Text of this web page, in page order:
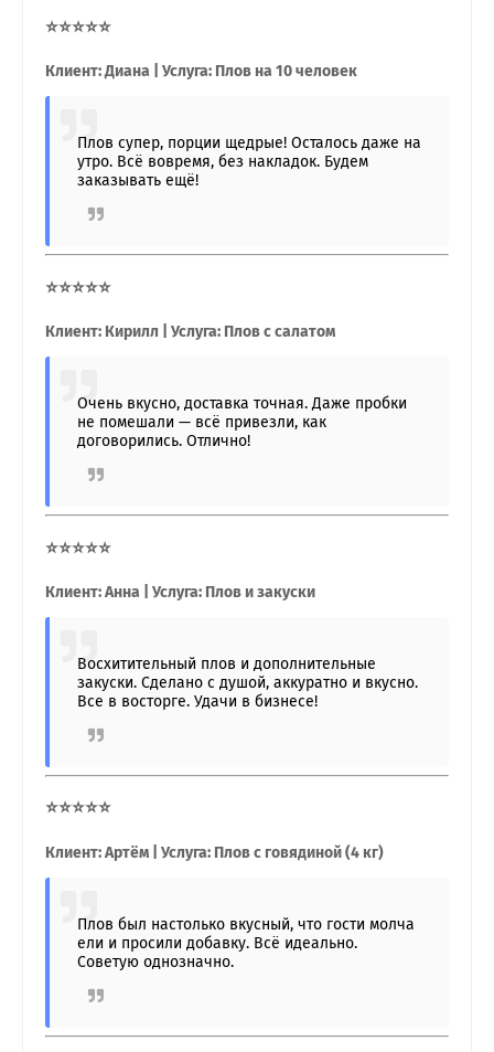
⭐⭐⭐⭐⭐
Клиент: Диана | Услуга: Плов на 10 человек
Плов супер, порции щедрые! Осталось даже на
утро. Всё вовремя, без накладок. Будем
заказывать ещё!
⭐⭐⭐⭐⭐
Клиент: Кирилл | Услуга: Плов с салатом
Очень вкусно, доставка точная. Даже пробки
не помешали — всё привезли, как
договорились. Отлично!
⭐⭐⭐⭐⭐
Клиент: Анна | Услуга: Плов и закуски
Восхитительный плов и дополнительные
закуски. Сделано с душой, аккуратно и вкусно.
Все в восторге. Удачи в бизнесе!
⭐⭐⭐⭐⭐
Клиент: Артём | Услуга: Плов с говядиной (4 кг)
Плов был настолько вкусный, что гости молча
ели и просили добавку. Всё идеально.
Советую однозначно.